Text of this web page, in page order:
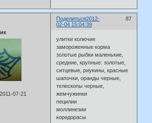
Поделиться 87
2012-
02-04 15:04:39
07-21
улитки колючие
замороженные корма
золотые рыбки маленькие,
средние, крупные: золотые,
ситцевые, риукины, красные
шапочки, оранды черные,
телескопы черные,
жемчужинки
пецилии
моллинезии
коридорасы